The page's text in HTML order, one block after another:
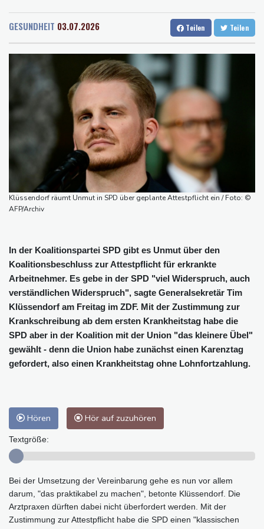
Dresden
18 °C Wien
26 °C
Baden-Baden
22 °C
Eurojackpot geknackt: Mehr als 32 Millionen Euro gehen nach
Menschenrechtsgruppen: Mehr als 140 Tote bei Migrationskrise
Mindestens zehn Tote bei Angriffen der pro-iranischen Huthis im
US-Senat stimmt für verschärfte Sanktionen gegen Russland
US-Gericht setzt Bau von Trumps Ballsaal aus - Präsident
kündigt Berufung an
GESUNDHEIT 03.07.2026 Teilen Teilen
Klüssendorf räumt Unmut in SPD über geplante Attestpflicht ein / Foto: ©
AFP/Archiv
In der Koalitionspartei SPD gibt es Unmut über den
Koalitionsbeschluss zur Attestpflicht für erkrankte
Arbeitnehmer. Es gebe in der SPD "viel Widerspruch, auch
verständlichen Widerspruch", sagte Generalsekretär Tim
Klüssendorf am Freitag im ZDF. Mit der Zustimmung zur
Krankschreibung ab dem ersten Krankheitstag habe die
SPD aber in der Koalition mit der Union "das kleinere Übel"
gewählt - denn die Union habe zunächst einen Karenztag
gefordert, also einen Krankheitstag ohne Lohnfortzahlung.
Hören Hör auf zuzuhören
Textgröße:
Bei der Umsetzung der Vereinbarung gehe es nun vor allem
darum, "das praktikabel zu machen", betonte Klüssendorf. Die
Arztpraxen dürften dabei nicht überfordert werden. Mit der
Zustimmung zur Attestpflicht habe die SPD einen "klassischen